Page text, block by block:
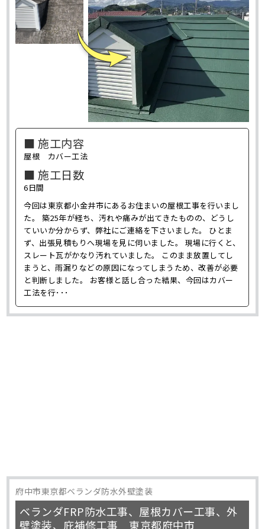
■ 施工内容
屋根 カバー工法
■ 施工日数
6日間
今回は東京都小金井市にあるお住まいの屋根工事を行いまし
た。 築25年が経ち、汚れや痛みが出てきたものの、どうし
ていいか分からず、弊社にご連絡を下さいました。 ひとま
ず、出張見積もりへ現場を見に伺いました。 現場に行くと、
スレート瓦がかなり汚れていました。 このまま放置してし
まうと、雨漏りなどの原因になってしまうため、改善が必要
と判断しました。 お客様と話し合った結果、今回はカバー
工法を行･･･
府中市東京都ベランダ防水外壁塗装
ベランダFRP防水工事、屋根カバー工事、外
壁塗装、庇補修工事 東京都府中市